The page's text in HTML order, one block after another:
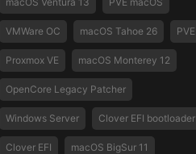
VMWare OC macOS Tahoe 26 PVE
Proxmox VE macOS Monterey 12
OpenCore Legacy Patcher
Windows Server Clover EFI bootloader
Clover EFI macOS BigSur 11